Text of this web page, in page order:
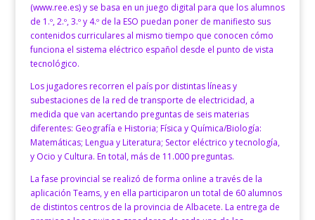
(www.ree.es) y se basa en un juego digital para que los alumnos
de 1.º, 2.º, 3.º y 4.º de la ESO puedan poner de manifiesto sus
contenidos curriculares al mismo tiempo que conocen cómo
funciona el sistema eléctrico español desde el punto de vista
tecnológico.
Los jugadores recorren el país por distintas líneas y
subestaciones de la red de transporte de electricidad, a
medida que van acertando preguntas de seis materias
diferentes: Geografía e Historia; Física y Química/Biología:
Matemáticas; Lengua y Literatura; Sector eléctrico y tecnología,
y Ocio y Cultura. En total, más de 11.000 preguntas.
La fase provincial se realizó de forma online a través de la
aplicación Teams, y en ella participaron un total de 60 alumnos
de distintos centros de la provincia de Albacete. La entrega de